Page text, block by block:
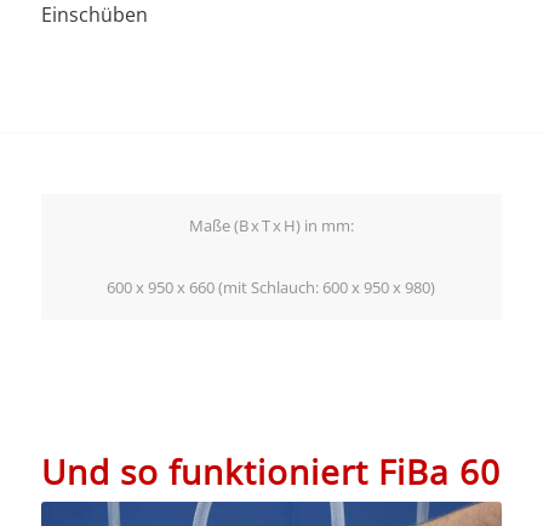
Einschüben
Maße (B x T x H) in mm:
600 x 950 x 660 (mit Schlauch: 600 x 950 x 980)
Und so funktioniert FiBa 60